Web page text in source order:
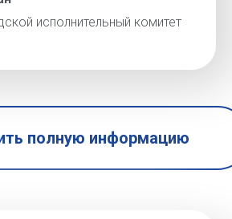
исполнительный комитет
полную информацию